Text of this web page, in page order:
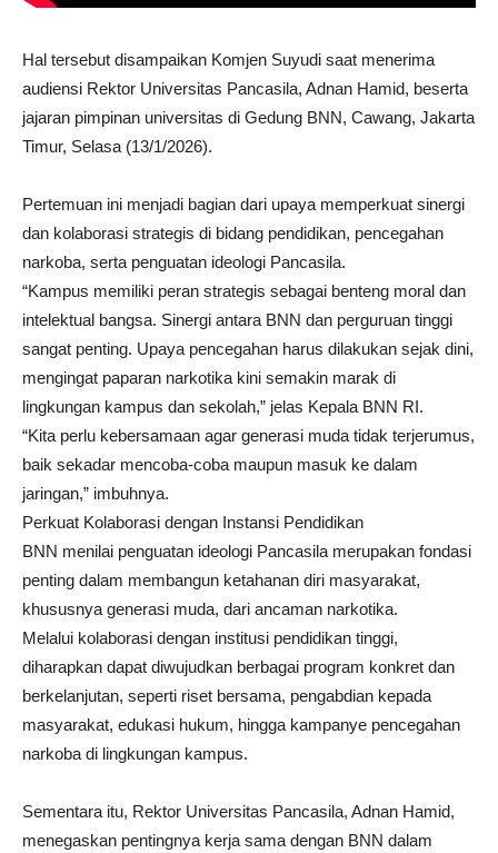
Hal tersebut disampaikan Komjen Suyudi saat menerima
audiensi Rektor Universitas Pancasila, Adnan Hamid, beserta
jajaran pimpinan universitas di Gedung BNN, Cawang, Jakarta
Timur, Selasa (13/1/2026).
Pertemuan ini menjadi bagian dari upaya memperkuat sinergi
dan kolaborasi strategis di bidang pendidikan, pencegahan
narkoba, serta penguatan ideologi Pancasila.
“Kampus memiliki peran strategis sebagai benteng moral dan
intelektual bangsa. Sinergi antara BNN dan perguruan tinggi
sangat penting. Upaya pencegahan harus dilakukan sejak dini,
mengingat paparan narkotika kini semakin marak di
lingkungan kampus dan sekolah,” jelas Kepala BNN RI.
“Kita perlu kebersamaan agar generasi muda tidak terjerumus,
baik sekadar mencoba-coba maupun masuk ke dalam
jaringan,” imbuhnya.
Perkuat Kolaborasi dengan Instansi Pendidikan
BNN menilai penguatan ideologi Pancasila merupakan fondasi
penting dalam membangun ketahanan diri masyarakat,
khususnya generasi muda, dari ancaman narkotika.
Melalui kolaborasi dengan institusi pendidikan tinggi,
diharapkan dapat diwujudkan berbagai program konkret dan
berkelanjutan, seperti riset bersama, pengabdian kepada
masyarakat, edukasi hukum, hingga kampanye pencegahan
narkoba di lingkungan kampus.
Sementara itu, Rektor Universitas Pancasila, Adnan Hamid,
menegaskan pentingnya kerja sama dengan BNN dalam